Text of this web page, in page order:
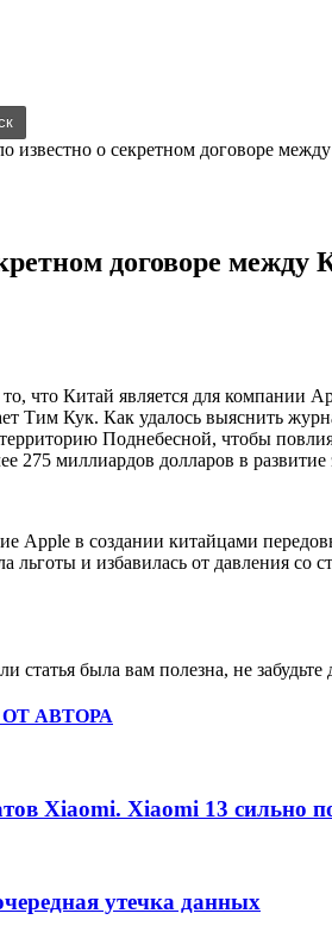
известно о секретном договоре
договоре
что Китай является для
Тим Кук. Как удалось выяснить
Поднебесной, чтобы
275 миллиардов долларов в
Apple в создании китайцами
льготы и избавилась от давления
статья была вам полезна, не
АВТОРА
Xiaomi. Xiaomi 13 сильно
утечка данных